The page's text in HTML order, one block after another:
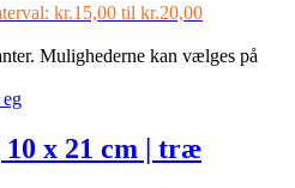
kr.15,00 til kr.20,00
Mulighederne kan vælges på
x 21 cm | træ